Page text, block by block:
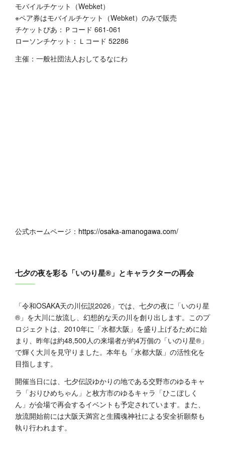
モバイルチケット（Webket）
※ペア券はモバイルチケット（Webket）のみで販売
チケットぴあ：Ｐコード 661-061
ローソンチケット：Ｌコード 52286
主催：一般社団法人おしてるなにわ
公式ホームページ： https://osaka-amanogawa.com/
七夕の夜を彩る「いのり星®」とキャラクターの再会
「令和OSAKA天の川伝説2026」では、七夕の夜に「いのり星
®」を大川に放流し、幻想的な天の川を創り出します。このプ
ロジェクトは、2010年に「水都大阪」を盛り上げるために始
まり、昨年は約48,500人の来場者が約4万個の「いのり星®」
で輝く大川を見守りました。本年も「水都大阪」の活性化を
目指します。
開催当日には、七夕伝説ゆかりの地である交野市のゆるキャ
ラ「おりひめちゃん」と枚方市のゆるキャラ「ひこぼしく
ん」が会場で再会するイベントも予定されています。また、
放流開始前には大阪天満宮と生國魂神社による安全祈願祭も
執り行われます。